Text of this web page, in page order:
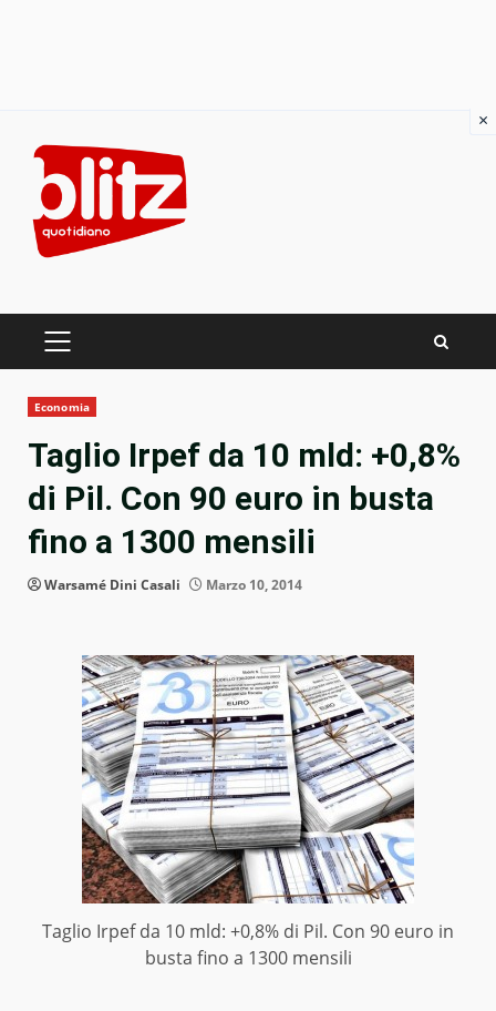
content
PRIMARY
Economia
Taglio Irpef da 10 mld: +0,8%
di Pil. Con 90 euro in busta
fino a 1300 mensili
Warsamé Dini Casali Marzo 10, 2014
Taglio Irpef da 10 mld: +0,8% di Pil. Con 90 euro in
busta fino a 1300 mensili
×